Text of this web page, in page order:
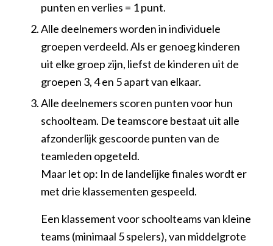
punten en verlies = 1 punt.
Alle deelnemers worden in individuele
groepen verdeeld. Als er genoeg kinderen
uit elke groep zijn, liefst de kinderen uit de
groepen 3, 4 en 5 apart van elkaar.
Alle deelnemers scoren punten voor hun
schoolteam. De teamscore bestaat uit alle
afzonderlijk gescoorde punten van de
teamleden opgeteld.
Maar let op: In de landelijke finales wordt er
met drie klassementen gespeeld.
Een klassement voor schoolteams van kleine
teams (minimaal 5 spelers), van middelgrote